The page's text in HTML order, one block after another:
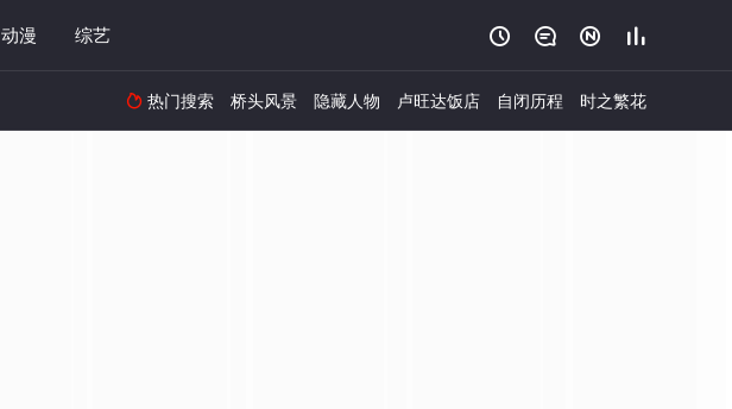
动漫 综艺    
 热门搜索 桥头风景 隐藏人物 卢旺达饭店 自闭历程 时之繁花